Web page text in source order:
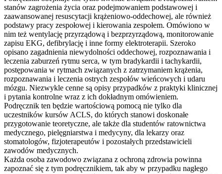
stanów zagrożenia życia oraz podejmowaniem podstawowej i
zaawansowanej resuscytacji krążeniowo-oddechowej, ale również
podstawy pracy zespołowej i kierowania zespołem. Omówiono w
nim też wentylację przyrządową i bezprzyrządową, monitorowanie
zapisu EKG, defibrylację i inne formy elektroterapii. Szeroko
opisano zagadnienia niewydolności oddechowej, rozpoznawania i
leczenia zaburzeń rytmu serca, w tym bradykardii i tachykardii,
postępowania w rytmach związanych z zatrzymaniem krążenia,
rozpoznawania i leczenia ostrych zespołów wieńcowych i udaru
mózgu. Niezwykle cenne są opisy przypadków z praktyki klinicznej
i pytania kontrolne wraz z ich dokładnym omówieniem.
Podręcznik ten będzie wartościową pomocą nie tylko dla
uczestników kursów ACLS, do których stanowi doskonałe
przygotowanie teoretyczne, ale także dla studentów ratownictwa
medycznego, pielęgniarstwa i medycyny, dla lekarzy oraz
stomatologów, fizjoterapeutów i pozostałych przedstawicieli
zawodów medycznych.
Każda osoba zawodowo związana z ochroną zdrowia powinna
zapoznać się z tym podręcznikiem, tak aby w przypadku nagłego